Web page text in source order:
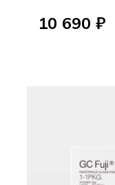
10 690 ₽